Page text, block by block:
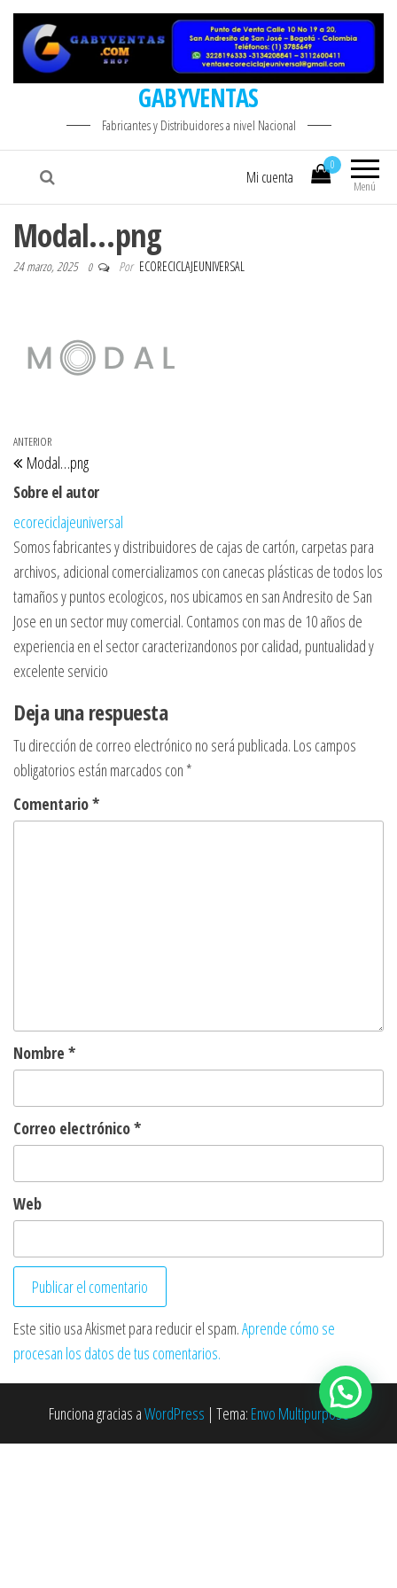
GABYVENTAS
Fabricantes y Distribuidores a nivel Nacional
Menú
0
Mi cuenta
Modal…png
24 marzo, 2025 0 Por ECORECICLAJEUNIVERSAL
Navegación de entradas
Entrada anterior
ANTERIOR
Modal…png
Sobre el autor
ecoreciclajeuniversal
Somos fabricantes y distribuidores de cajas de cartón, carpetas para
archivos, adicional comercializamos con canecas plásticas de todos los
tamaños y puntos ecologicos, nos ubicamos en san Andresito de San
Jose en un sector muy comercial. Contamos con mas de 10 años de
experiencia en el sector caracterizandonos por calidad, puntualidad y
excelente servicio
Deja una respuesta
Tu dirección de correo electrónico no será publicada. Los campos
obligatorios están marcados con *
Comentario*
Nombre *
Correo electrónico*
Web
Este sitio usa Akismet para reducir el spam.Aprende cómo se
procesan los datos de tus comentarios.
Funciona gracias aWordPress | Tema: Envo Multipurpose